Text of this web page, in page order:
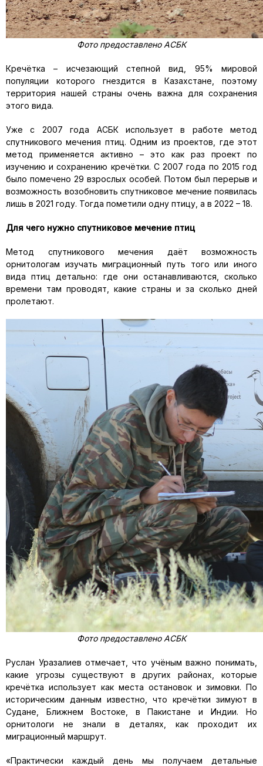
Фото предоставлено АСБК
Кречётка – исчезающий степной вид, 95% мировой
популяции которого гнездится в Казахстане, поэтому
территория нашей страны очень важна для сохранения
этого вида.
Уже с 2007 года АСБК использует в работе метод
спутникового мечения птиц. Одним из проектов, где этот
метод применяется активно – это как раз проект по
изучению и сохранению кречётки. С 2007 года по 2015 год
было помечено 29 взрослых особей. Потом был перерыв и
возможность возобновить спутниковое мечение появилась
лишь в 2021 году. Тогда пометили одну птицу, а в 2022 – 18.
Для чего нужно спутниковое мечение птиц
Метод спутникового мечения даёт возможность
орнитологам изучать миграционный путь того или иного
вида птиц детально: где они останавливаются, сколько
времени там проводят, какие страны и за сколько дней
пролетают.
Фото предоставлено АСБК
Руслан Уразалиев отмечает, что учёным важно понимать,
какие угрозы существуют в других районах, которые
кречётка использует как места остановок и зимовки. По
историческим данным известно, что кречётки зимуют в
Судане, Ближнем Востоке, в Пакистане и Индии. Но
орнитологи не знали в деталях, как проходит их
миграционный маршрут.
«Практически каждый день мы получаем детальные